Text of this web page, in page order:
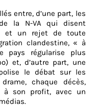
entre, d’une part, les
la N-VA qui disent
et un rejet de toute
clandestine, « à
pays régularise plus
et, d’autre part, une
le débat sur les
chaque décès,
à son profit, avec un